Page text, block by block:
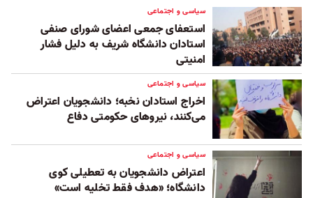
سیاسی و اجتماعی
استعفای جمعی اعضای شورای صنفی
استادان دانشگاه شریف به دلیل فشار
امنیتی
سیاسی و اجتماعی
اخراج استادان نخبه؛ دانشجویان اعتراض
می‌کنند، نیروهای حکومتی دفاع
سیاسی و اجتماعی
اعتراض دانشجویان به تعطیلی کوی
دانشگاه؛ «هدف فقط تخلیه است»